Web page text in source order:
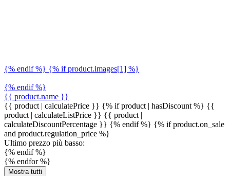
{% endif %} {% if product.images[1] %}
{% endif %}
{{ product.name }}
{{ product | calculatePrice }} {% if product | hasDiscount %} {{
product | calculateListPrice }} {{ product |
calculateDiscountPercentage }} {% endif %} {% if product.on_sale
and product.regulation_price %}
Ultimo prezzo più basso:
{% endif %}
{% endfor %}
Mostra tutti